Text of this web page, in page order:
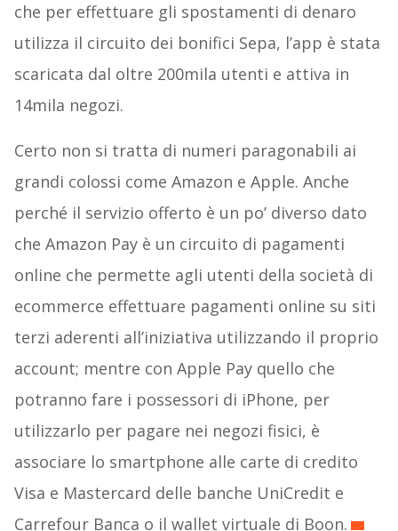
che per effettuare gli spostamenti di denaro
utilizza il circuito dei bonifici Sepa, l’app è stata
scaricata dal oltre 200mila utenti e attiva in
14mila negozi.
Certo non si tratta di numeri paragonabili ai
grandi colossi come Amazon e Apple. Anche
perché il servizio offerto è un po’ diverso dato
che Amazon Pay è un circuito di pagamenti
online che permette agli utenti della società di
ecommerce effettuare pagamenti online su siti
terzi aderenti all’iniziativa utilizzando il proprio
account; mentre con Apple Pay quello che
potranno fare i possessori di iPhone, per
utilizzarlo per pagare nei negozi fisici, è
associare lo smartphone alle carte di credito
Visa e Mastercard delle banche UniCredit e
Carrefour Banca o il wallet virtuale di Boon.